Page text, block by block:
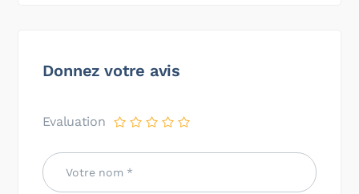
Donnez votre avis
Evaluation